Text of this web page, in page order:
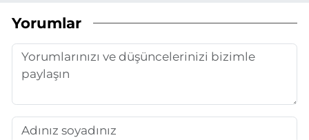
Yorumlar